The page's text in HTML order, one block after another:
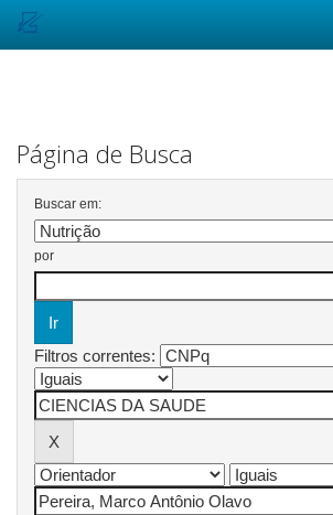
Página de Busca
Buscar em:
por
Filtros correntes: